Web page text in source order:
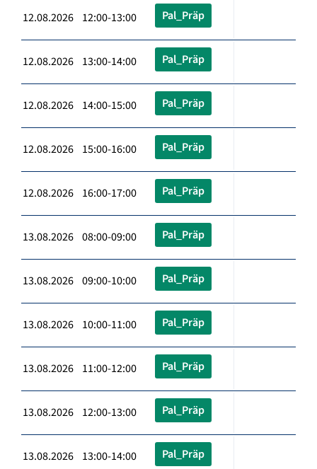
12.08.2026 12:00-13:00 Pal_Präp
12.08.2026 13:00-14:00 Pal_Präp
12.08.2026 14:00-15:00 Pal_Präp
12.08.2026 15:00-16:00 Pal_Präp
12.08.2026 16:00-17:00 Pal_Präp
13.08.2026 08:00-09:00 Pal_Präp
13.08.2026 09:00-10:00 Pal_Präp
13.08.2026 10:00-11:00 Pal_Präp
13.08.2026 11:00-12:00 Pal_Präp
13.08.2026 12:00-13:00 Pal_Präp
13.08.2026 13:00-14:00 Pal_Präp